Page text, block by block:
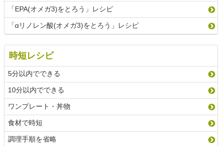
「EPA(オメガ3)をとろう」レシピ
「αリノレン酸(オメガ3)をとろう」レシピ
時短レシピ
5分以内でできる
10分以内でできる
ワンプレート・丼物
食材で時短
調理手順を省略